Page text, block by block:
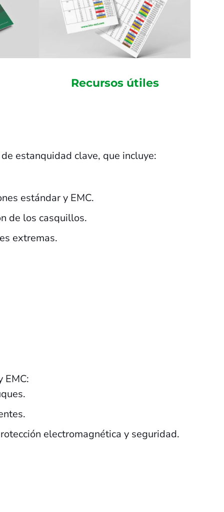
Recursos útiles
estanquidad clave, que incluye:
estándar y EMC.
de los casquillos.
extremas.
EMC:
electromagnética y seguridad.